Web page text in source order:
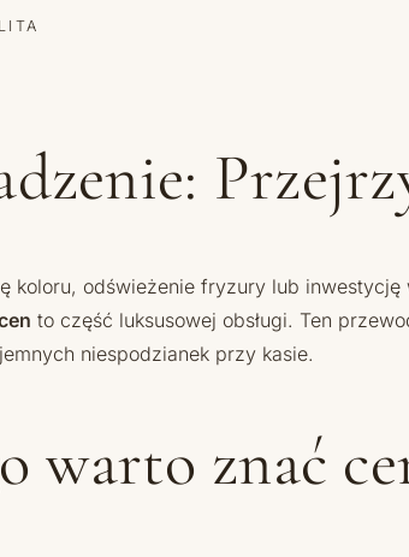
koloru, odświeżenie fryzury lub
to część luksusowej obsługi. Ten
niespodzianek przy kasie.
warto znać